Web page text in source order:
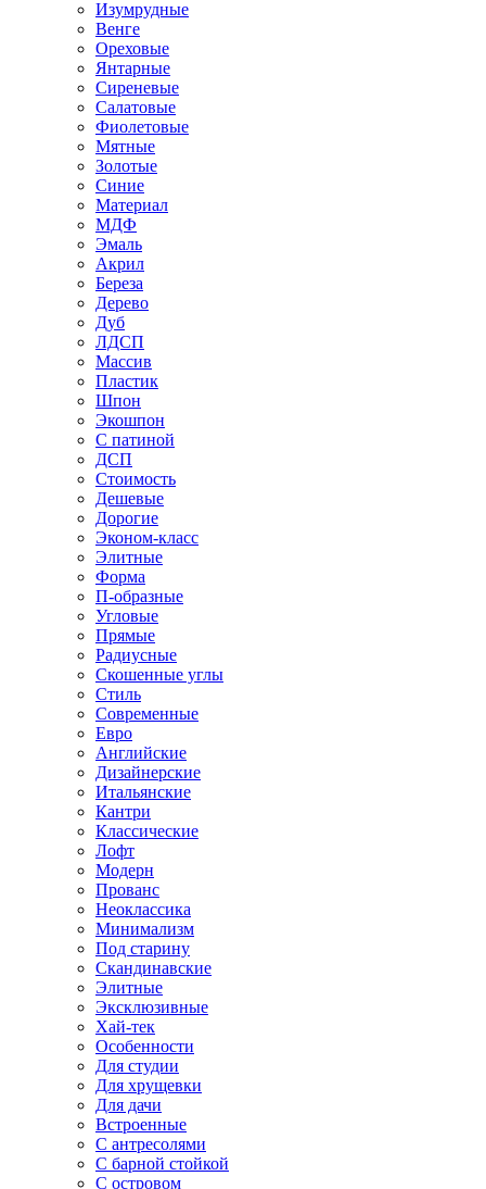
Изумрудные
Венге
Ореховые
Янтарные
Сиреневые
Салатовые
Фиолетовые
Мятные
Золотые
Синие
Материал
МДФ
Эмаль
Акрил
Береза
Дерево
Дуб
ЛДСП
Массив
Пластик
Шпон
Экошпон
С патиной
ДСП
Стоимость
Дешевые
Дорогие
Эконом-класс
Элитные
Форма
П-образные
Угловые
Прямые
Радиусные
Скошенные углы
Стиль
Современные
Евро
Английские
Дизайнерские
Итальянские
Кантри
Классические
Лофт
Модерн
Прованс
Неоклассика
Минимализм
Под старину
Скандинавские
Элитные
Эксклюзивные
Хай-тек
Особенности
Для студии
Для хрущевки
Для дачи
Встроенные
С антресолями
С барной стойкой
С островом